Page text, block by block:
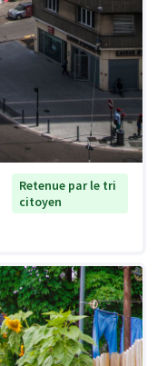
Retenue par le tri
citoyen